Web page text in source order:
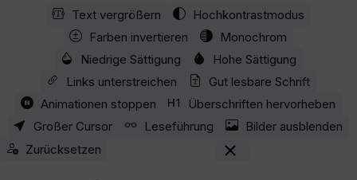
Zum Hauptinhalt springen
Text vergrößern
Hochkontrastmodus
Farben invertieren
Monochrom
Niedrige Sättigung
Hohe Sättigung
Links unterstreichen
Gut lesbare Schrift
Animationen stoppen
Überschriften hervorheben
Großer Cursor
Leseführung
Bilder ausblenden
Zurücksetzen